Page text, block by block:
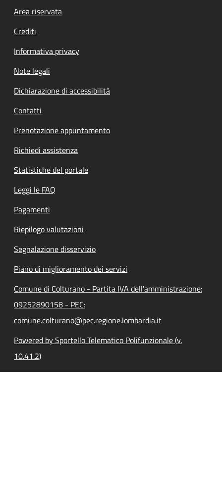
Footer menu
Area riservata
Crediti
Informativa privacy
Note legali
Dichiarazione di accessibilità
Contatti
Prenotazione appuntamento
Richiedi assistenza
Statistiche del portale
Leggi le FAQ
Pagamenti
Riepilogo valutazioni
Segnalazione disservizio
Piano di miglioramento dei servizi
Comune di Colturano - Partita IVA dell'amministrazione:
09252890158 - PEC:
comune.colturano@pec.regione.lombardia.it
Powered by Sportello Telematico Polifunzionale (v.
10.41.2)